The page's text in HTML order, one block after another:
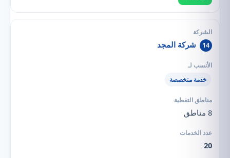
14 شركة المجد
خدمة متخصصة
8 مناطق
20